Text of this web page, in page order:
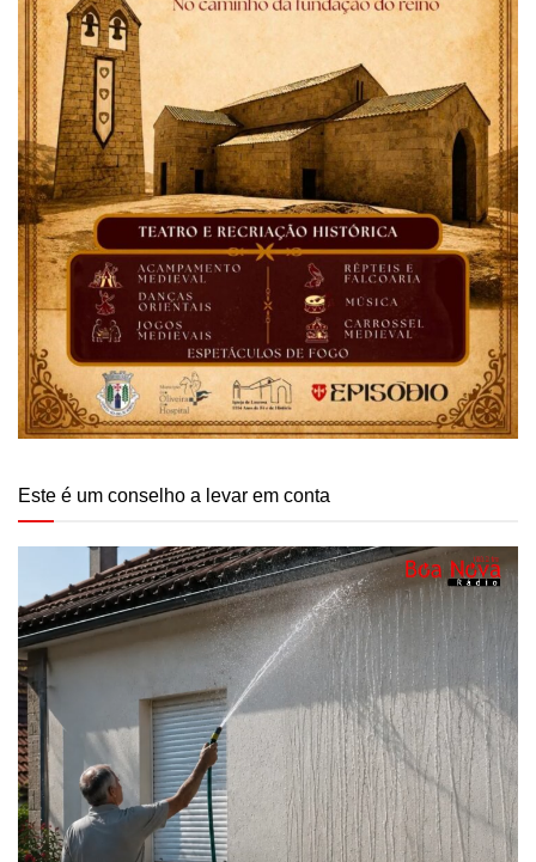
Este é um conselho a levar em conta